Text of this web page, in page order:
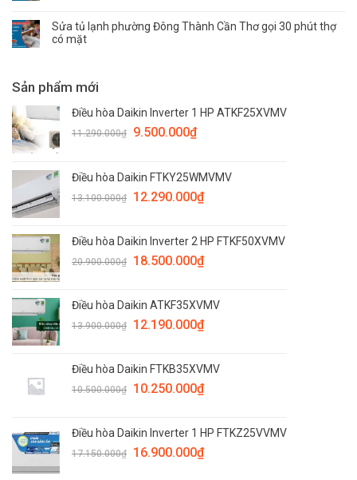
Sửa tủ lạnh phường Đông Thành Cần Thơ gọi 30 phút thợ
có mặt
Sản phẩm mới
Điều hòa Daikin Inverter 1 HP ATKF25XVMV
11.290.000₫ 9.500.000₫
Điều hòa Daikin FTKY25WMVMV
13.100.000₫ 12.290.000₫
Điều hòa Daikin Inverter 2 HP FTKF50XVMV
20.900.000₫ 18.500.000₫
Điều hòa Daikin ATKF35XVMV
13.900.000₫ 12.190.000₫
Điều hòa Daikin FTKB35XVMV
10.500.000₫ 10.250.000₫
Điều hòa Daikin Inverter 1 HP FTKZ25VVMV
17.150.000₫ 16.900.000₫